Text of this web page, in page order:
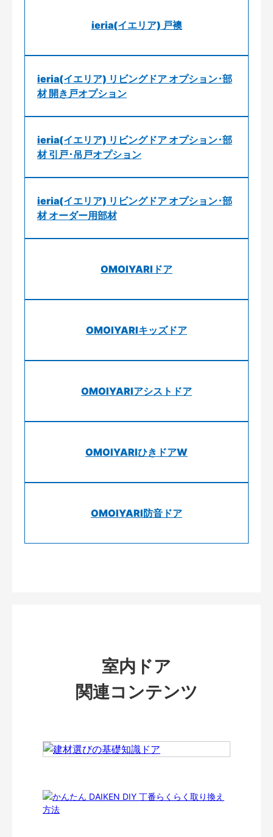
ieria(イエリア) 戸襖
ieria(イエリア) リビングドア オプション･部
材 開き戸オプション
ieria(イエリア) リビングドア オプション･部
材 引戸･吊戸オプション
ieria(イエリア) リビングドア オプション･部
材 オーダー用部材
OMOIYARIドア
OMOIYARIキッズドア
OMOIYARIアシストドア
OMOIYARIひきドアW
OMOIYARI防音ドア
室内ドア
関連コンテンツ